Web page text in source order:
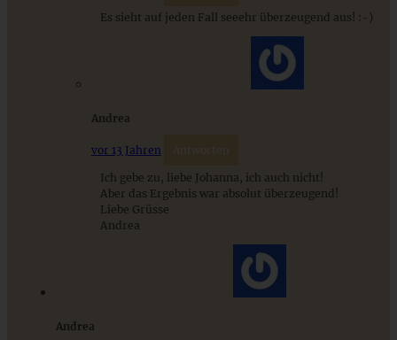
Beeren-Kaffeekuchen mit Cheesecake-Kern und
Minuten auf dem Tisch!Es sieht auf jeden Fall seeehr überzeugend aus! :-)
Andrea
vor 13 Jahren Antworten
Ich gebe zu, liebe Johanna, ich auch nicht!
Aber das Ergebnis war absolut überzeugend!
Liebe Grüsse
Andrea
Andrea